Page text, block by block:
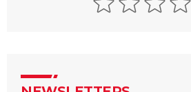
de Scarlett Johansson chez
Les 4 Fantastiques : le film est-
espérée de Marvel ? L'avis des